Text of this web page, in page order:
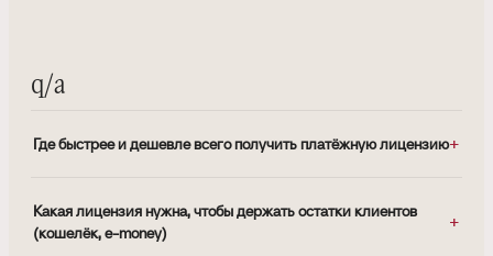
q/a
Где быстрее и дешевле всего получить платёжную лицензию
Какая лицензия нужна, чтобы держать остатки клиентов
(кошелёк, e-money)